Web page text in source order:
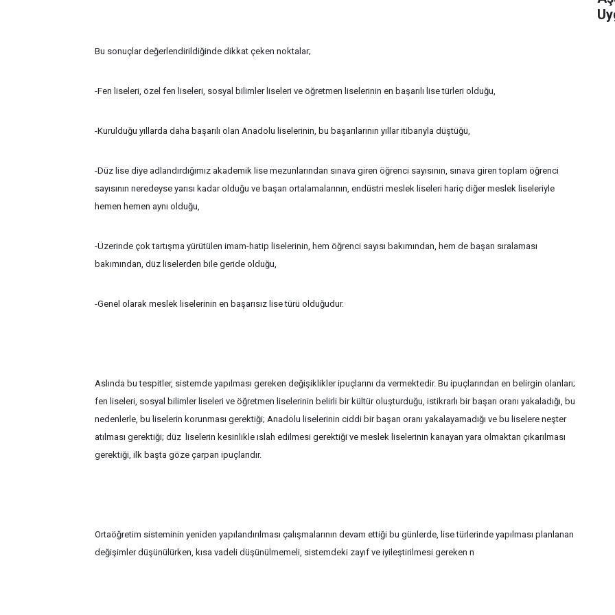
Bu sonuçlar değerlendirildiğinde dikkat çeken noktalar;
-Fen liseleri, özel fen liseleri, sosyal bilimler liseleri ve öğretmen liselerinin en başarılı lise türleri olduğu,
-Kurulduğu yıllarda daha başarılı olan Anadolu liselerinin, bu başarılarının yıllar itibarıyla düştüğü,
-Düz lise diye adlandırdığımız akademik lise mezunlarından sınava giren öğrenci sayısının, sınava giren toplam öğrenci
sayısının neredeyse yarısı kadar olduğu ve başarı ortalamalarının, endüstri meslek liseleri hariç diğer meslek liseleriyle
hemen hemen aynı olduğu,
-Üzerinde çok tartışma yürütülen imam-hatip liselerinin, hem öğrenci sayısı bakımından, hem de başarı sıralaması
bakımından, düz liselerden bile geride olduğu,
-Genel olarak meslek liselerinin en başarısız lise türü olduğudur.
Aslında bu tespitler, sistemde yapılması gereken değişiklikler ipuçlarını da vermektedir. Bu ipuçlarından en belirgin olanları;
fen liseleri, sosyal bilimler liseleri ve öğretmen liselerinin belirli bir kültür oluşturduğu, istikrarlı bir başarı oranı yakaladığı, bu
nedenlerle, bu liselerin korunması gerektiği; Anadolu liselerinin ciddi bir başarı oranı yakalayamadığı ve bu liselere neşter
atılması gerektiği; düz liselerin kesinlikle ıslah edilmesi gerektiği ve meslek liselerinin kanayan yara olmaktan çıkarılması
gerektiği, ilk başta göze çarpan ipuçlarıdır.
Ortaöğretim sisteminin yeniden yapılandırılması çalışmalarının devam ettiği bu günlerde, lise türlerinde yapılması planlanan
değişimler düşünülürken, kısa vadeli düşünülmemeli, sistemdeki zayıf ve iyileştirilmesi gereken n